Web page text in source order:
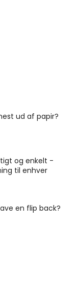
ud af papir?
og enkelt -
til enhver
en flip back?